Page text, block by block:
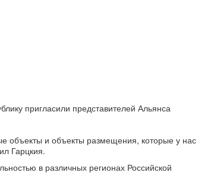
пригласили представителей Альянса
объекты и объекты размещения, которые у нас
Гарцкия.
в различных регионах Российской